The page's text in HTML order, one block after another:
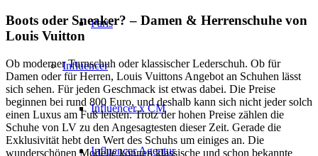
Paris
Influencer
Influencer x CM
Influencer Agentur
Boots oder Sneaker? – Damen & Herrenschuhe von
Louis Vuitton
Ob moderner Turnschuh oder klassischer Lederschuh. Ob für
Damen oder für Herren, Louis Vuittons Angebot an Schuhen lässt
sich sehen. Für jeden Geschmack ist etwas dabei. Die Preise
beginnen bei rund 800 Euro, und deshalb kann sich nicht jeder solch
einen Luxus am Fuß leisten. Trotz der hohen Preise zählen die
Schuhe von LV zu den Angesagtesten dieser Zeit. Gerade die
Exklusivität hebt den Wert des Schuhs um einiges an. Die
wunderschönen Modelle können klassische und schon bekannte